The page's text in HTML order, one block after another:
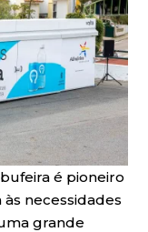
é pioneiro
necessidades
grande